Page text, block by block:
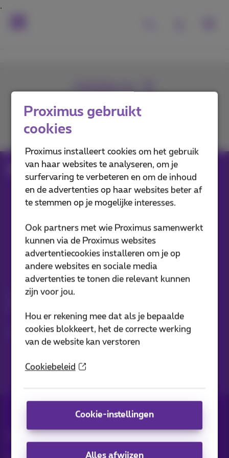
Proximus gebruikt
cookies
Proximus installeert cookies om het gebruik
van haar websites te analyseren, om je
surfervaring te verbeteren en om de inhoud
en de advertenties op haar websites beter af
te stemmen op je mogelijke interesses.
Ook partners met wie Proximus samenwerkt
kunnen via de Proximus websites
advertentiecookies installeren om je op
andere websites en sociale media
advertenties te tonen die relevant kunnen
zijn voor jou.
Hou er rekening mee dat als je bepaalde
cookies blokkeert, het de correcte werking
van de website kan verstoren
Cookiebeleid
Cookie-instellingen
Alles afwijzen
Je vindt ons op
Lead thank you
Onze applicaties
Nieuwtjes direct in je inbox
Ontdek de laatste infos, promoties of aanbiedingen heet van
Ja, ik ben benieuwd!